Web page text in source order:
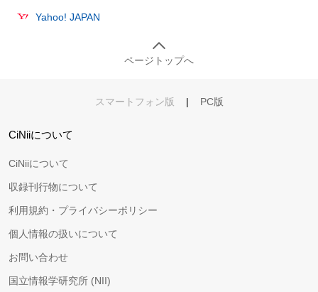
Yahoo! JAPAN
ページトップへ
スマートフォン版 | PC版
CiNiiについて
CiNiiについて
収録刊行物について
利用規約・プライバシーポリシー
個人情報の扱いについて
お問い合わせ
国立情報学研究所 (NII)